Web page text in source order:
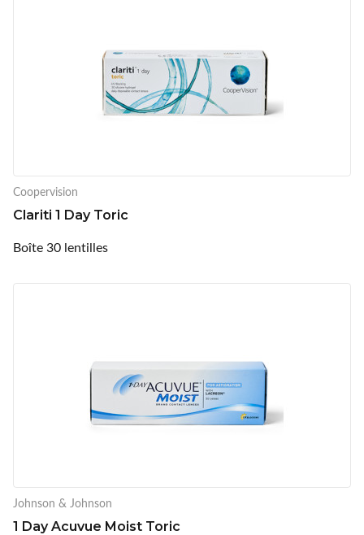
Coopervision
Clariti 1 Day Toric
Boîte 30 lentilles
Johnson & Johnson
1 Day Acuvue Moist Toric